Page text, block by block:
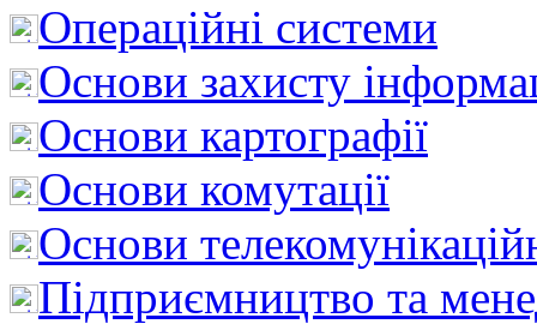
Операційні системи
Основи захисту
Основи картографії
Основи комутації
Основи
Підприємництво та